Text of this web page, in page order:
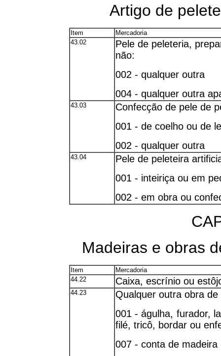
Artigo de
Item
Mercadoria
43.02
Pele de peleteria,
não:
002 - qualquer outra
004 - qualquer outra
43.03
Confecção de pele de
001 - de coelho ou de
002 - qualquer outra
43.04
Pele de peleteira
001 - inteiriça ou em
002 - em obra ou
Madeiras e obras
Item
Mercadoria
44.22
Caixa, escrínio ou
44.23
Qualquer outra obra de
001 - águlha, furador,
filé, tricô, bordar ou
007 - conta de